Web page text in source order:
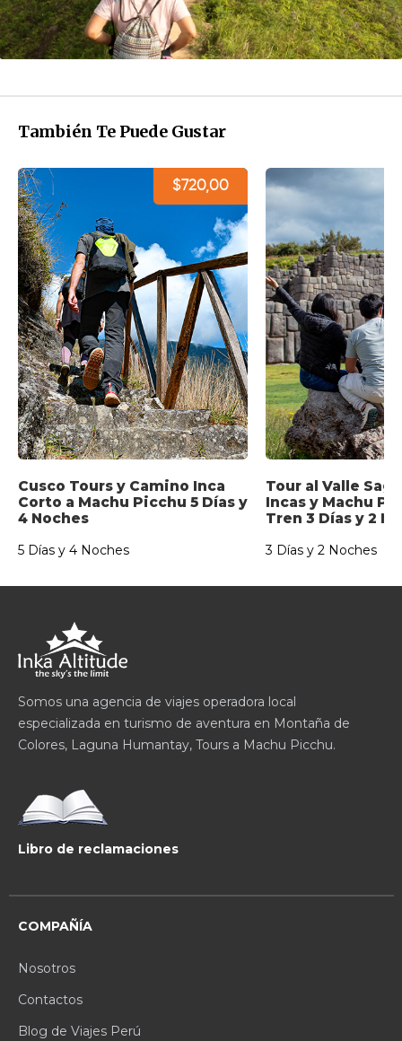
También Te Puede Gustar
$720,00
Cusco Tours y Camino Inca
Corto a Machu Picchu 5 Días y
4 Noches
5 Días y 4 Noches
Tour al Valle
Incas y Machu
Tren 3 Días y 2
3 Días y 2 Noches
Somos una agencia de viajes operadora local
especializada en turismo de aventura en Montaña de
Colores, Laguna Humantay, Tours a Machu Picchu.
Libro de reclamaciones
COMPAÑÍA
Nosotros
Contactos
Blog de Viajes Perú